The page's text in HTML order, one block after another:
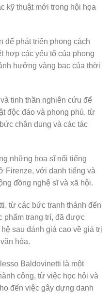
kỹ thuật mới trong hội họa
để phát triển phong cách
hợp các yếu tố của phong
hưởng vàng bạc của thời
tinh thần nghiên cứu để
độc đáo và phong phú, từ
chân dung và các tác
những họa sĩ nổi tiếng
Firenze, với danh tiếng và
đồng nghệ sĩ và xã hội.
từ các bức tranh thánh đến
phẩm trang trí, đã được
sau đánh giá cao về giá trị
hóa.
Baldovinetti là một
công, từ việc học hỏi và
đến việc gây dựng danh